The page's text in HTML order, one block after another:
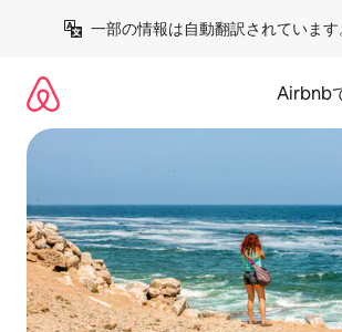
一部の情報は自動翻訳されています
Airbnb